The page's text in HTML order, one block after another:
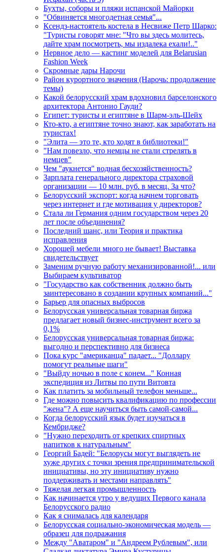
Бухты, соборы и пляжи испанской Майорки
"Обвиняется многодетная семья"...
Ксендз-настоятель костела в Несвиже Петр Шарко:
"Туристы говорят мне: "Что вы здесь молитесь,
дайте храм посмотреть, мы издалека ехали!.."
Нервное дело — кастинг моделей для Belarusian
Fashion Week
Скромные дары Нарочи
Район курортного значения (Нарочь: продолжение
темы)
Какой белорусский храм вдохновил барселонского
архитектора Антонио Гауди?
Египет: туристы и египтяне в Шарм-эль-Шейх
Кто-кто, а египтяне точно знают, как заработать на
туристах!
"Элита — это те, кто ходят в библиотеки!"
"Нам повезло, что немцы не стали стрелять в
немцев"
Чем "аукнется" водная бесхозяйственность?
Зарплата генерального директора страховой
организации — 10 млн. руб. в месяц. За что?
Белорусский экспорт: когда начнем торговать
через интернет и где мотивация у директоров?
Стала ли Германия одним государством через 20
лет после объединения?
Последний шанс, или Теория и практика
исправления
Хорошей мебели много не бывает! Выставка
свидетельствует
Заменим ручную работу механизированной!... или
Выбираем культиватор
"Государство как собственник должно быть
заинтересовано в создании крупных компаний..."
Барьер для опасных выбросов
Белорусская универсальная товарная биржа
предлагает новый бизнес-инструмент всего за
0,1%
Белорусская универсальная товарная биржа:
выгодно и перспективно для бизнеса
Пока курс "американца" падает... "Доллару
помогут реальные шаги"
"Выйду ночью в поле с конем..." Конная
экспедиция из Литвы по пути Витовта
Как платить за мобильный телефон меньше...
Где можно повысить квалификацию по профессии
"жена"? А еще научиться быть самой-самой...
Когда белорусский язык будет изучаться в
Кембридже?
"Нужно переходить от крепких спиртных
напитков к натуральным"
Георгий Бадей: "Белорусы могут выглядеть не
хуже других с точки зрения предпринимательской
инициативы, но эту инициативу нужно
поддерживать и местами направлять"
Тяжелая легкая промышленность
Как начинается утро у ведущих Первого канала
Белорусского радио
Как я снималась для календаря
Белорусская социально-экономическая модель —
образец для подражания
Между "Аватаром" и "Андреем Рублевым", или